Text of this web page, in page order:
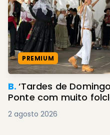
PREMIUM
B.‘Tardes de
Ponte com muito
2 agosto 2026